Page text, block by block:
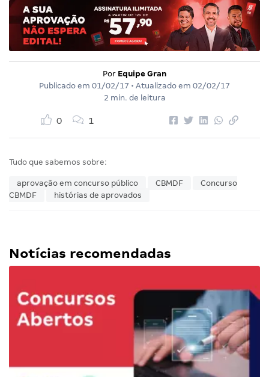
Por Equipe Gran
Publicado em 01/02/17 • Atualizado em 02/02/17
2 min. de leitura
0 1
Tudo que sabemos sobre:
aprovação em concurso público CBMDF
Concurso
CBMDF
histórias de aprovados
Notícias recomendadas